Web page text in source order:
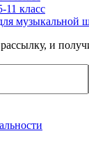
11 класс
музыкальной
и